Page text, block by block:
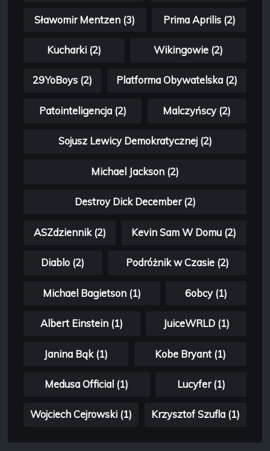
Sławomir Mentzen (3) Prima Aprilis (2)
Kucharki (2) Wikingowie (2)
29YoBoys (2) Platforma Obywatelska (2)
Patointeligencja (2) Malczyńscy (2)
Sojusz Lewicy Demokratycznej (2)
Michael Jackson (2)
Destroy Dick December (2)
ASZdziennik (2) Kevin Sam W Domu (2)
Diablo (2) Podróżnik w Czasie (2)
Michael Bagietson (1) 6obcy (1)
Albert Einstein (1) JuiceWRLD (1)
Janina Bąk (1) Kobe Bryant (1)
Medusa Official (1) Lucyfer (1)
Wojciech Cejrowski (1) Krzysztof Szufla (1)